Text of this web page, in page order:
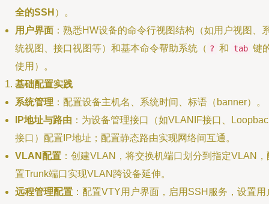
全的SSH ）。
用户界面 ：熟悉HW设备的命令行视图结构（如用户视图、
统视图、接口视图等）和基本命令帮助系统（ ? 和 tab 键
使用）。
基础配置实践
系统管理 ：配置设备主机名、系统时间、标语（banner）。
IP地址与路由 ：为设备管理接口（如VLANIF接口、
接口）配置IP地址；配置静态路由实现网络间互通。
VLAN配置 ：创建VLAN，将交换机端口划分到指定VLAN，
置Trunk端口实现VLAN跨设备延伸。
远程管理配置 ：配置VTY用户界面，启用SSH服务，设置用